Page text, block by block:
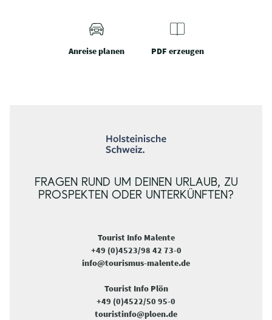
Anreise planen PDF erzeugen
FRAGEN RUND UM DEINEN URLAUB, ZU
PROSPEKTEN ODER UNTERKÜNFTEN?
Tourist Info Malente
+49 (0)4523/98 42 73-0
info@tourismus-malente.de
Tourist Info Plön
+49 (0)4522/50 95-0
touristinfo@ploen.de